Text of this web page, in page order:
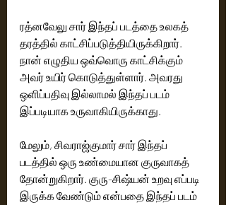
ரத்னவேலு சார் இந்தப் படத்தை உலகத்
தரத்தில் காட்சிப்படுத்தியிருக்கிறார்.
நான் எழுதிய ஒவ்வொரு காட்சிக்கும்
அவர் உயிர் கொடுத்துள்ளார். அவரது
ஒளிப்பதிவு இல்லாமல் இந்தப் படம்
இப்படியாக உருவாகியிருக்காது.
மேலும், சிவராஜ்குமார் சார் இந்தப்
படத்தில் ஒரு உண்மையான குருவாகத்
தோன்றுகிறார். குரு-சிஷ்யன் உறவு எப்படி
இருக்க வேண்டும் என்பதை இந்தப் படம்